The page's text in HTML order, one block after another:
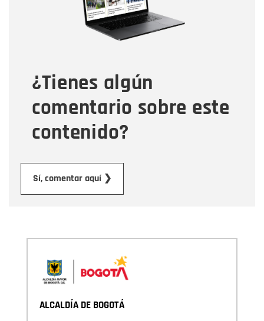
¿Tienes algún
comentario sobre este
contenido?
Sí, comentar aquí ❯
Tipo de comentario
Mensaje
ALCALDÍA DE BOGOTÁ